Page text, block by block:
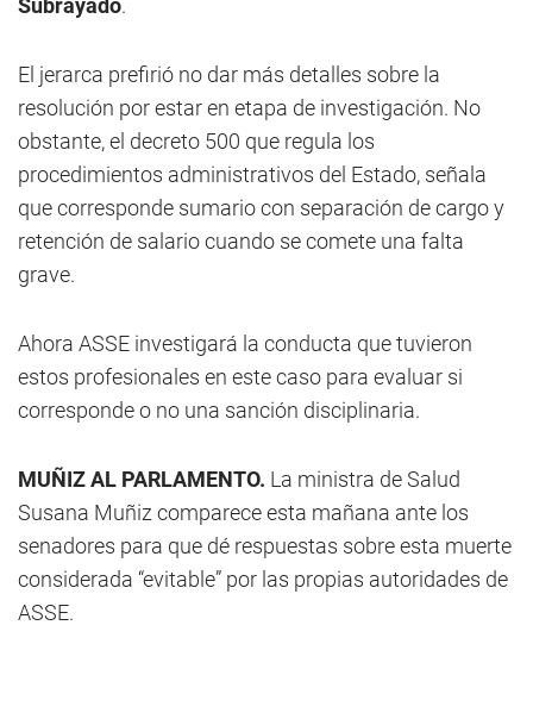
Subrayado.
El jerarca prefirió no dar más detalles sobre la
resolución por estar en etapa de investigación. No
obstante, el decreto 500 que regula los
procedimientos administrativos del Estado, señala
que corresponde sumario con separación de cargo y
retención de salario cuando se comete una falta
grave.
Ahora ASSE investigará la conducta que tuvieron
estos profesionales en este caso para evaluar si
corresponde o no una sanción disciplinaria.
MUÑIZ AL PARLAMENTO. La ministra de Salud
Susana Muñiz comparece esta mañana ante los
senadores para que dé respuestas sobre esta muerte
considerada “evitable” por las propias autoridades de
ASSE.